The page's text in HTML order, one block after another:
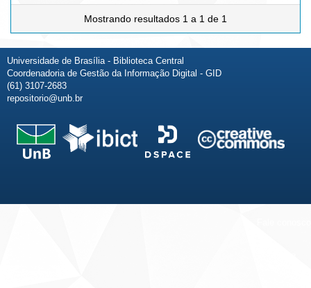
Mostrando resultados 1 a 1 de 1
Universidade de Brasília - Biblioteca Central
Coordenadoria de Gestão da Informação Digital - GID
(61) 3107-2683
repositorio@unb.br